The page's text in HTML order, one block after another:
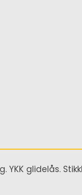
YKK glidelås.